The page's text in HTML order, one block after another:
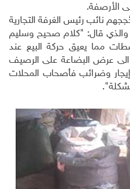
الأرصفة.
نائب رئيس الغرفة التجارية
قال: "كلام صحيح وسليم
مما يعيق حركة البيع عند
عرض البضاعة على الرصيف
وضرائب فأصحاب المحلات